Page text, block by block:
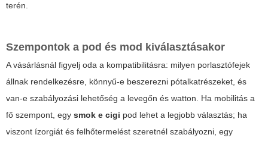
terén.
Szempontok a pod és mod kiválasztásakor
A vásárlásnál figyelj oda a kompatibilitásra: milyen porlasztófejek
állnak rendelkezésre, könnyű-e beszerezni pótalkatrészeket, és
van-e szabályozási lehetőség a levegőn és watton. Ha mobilitás a
fő szempont, egy smok e cigi pod lehet a legjobb választás; ha
viszont ízorgiát és felhőtermelést szeretnél szabályozni, egy